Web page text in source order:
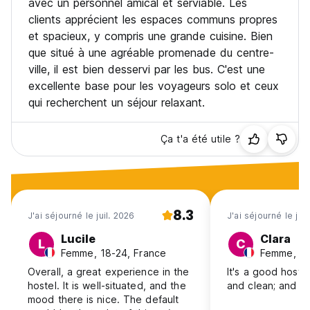
l'enregistrement.
Petit-déjeuner : Nous proposons un petit-déjeuner tous les
matins, qui ne coûte que 3 GBP.
Lait sans produits laitiers : noix de coco/soja/amande/
Lait ordinaire : écrémé et demi-écrémé
Jus de fruits : Orange et pomme
Café instantané, thé et chocolat chaud
Céréales : granola, riz soufflé, choco soufflé, honey hoop
et cornflakes
Pain : Pain blanc et pain complet
Pâtes à tartiner : Chocolat blanc et au lait (style Nutella),
beurre de cacahuète, beurre ordinaire, base végétale/sans
(fraise, framboise, cassis et abricot) et marmite.
(Les articles peuvent varier en fonction de la disponibilité
et de l'auberge)
Bar : Notre bar Flamingo est ouvert ! Venez profiter d'une
sélection de bières et de spiritueux locaux/internationaux.
Espaces communs : La cuisine/salle à manger et les parties
communes sont toutes ouvertes pour prendre un repas ou
rencontrer d'autres voyageurs (la cuisine et les salons
seront fermés à minuit et rouvriront à 8 heures).
avec un personnel amical et serviable. Les
clients apprécient les espaces communs propres
et spacieux, y compris une grande cuisine. Bien
que situé à une agréable promenade du centre-
ville, il est bien desservi par les bus. C'est une
excellente base pour les voyageurs solo et ceux
qui recherchent un séjour relaxant.
Ça t'a été utile ?
J'ai séjourné le juil. 2026 8.3
L Lucile
Femme, 18-24, France
Overall, a great experience in the
hostel. It is well-situated, and the
mood there is nice. The default
J'ai séjourné le
C Clara
Femme,
It's a good
and clean; and